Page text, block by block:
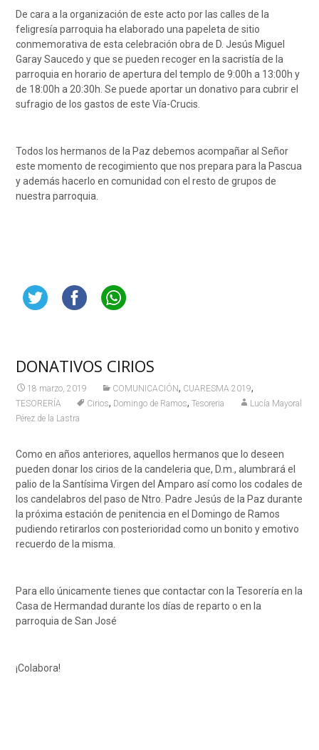
De cara a la organización de este acto por las calles de la
feligresía parroquia ha elaborado una papeleta de sitio
conmemorativa de esta celebración obra de D. Jesús Miguel
Garay Saucedo y que se pueden recoger en la sacristía de la
parroquia en horario de apertura del templo de 9:00h a 13:00h y
de 18:00h a 20:30h. Se puede aportar un donativo para cubrir el
sufragio de los gastos de este Vía-Crucis.
Todos los hermanos de la Paz debemos acompañar al Señor
este momento de recogimiento que nos prepara para la Pascua
y además hacerlo en comunidad con el resto de grupos de
nuestra parroquia.
DONATIVOS CIRIOS
18 marzo, 2019 COMUNICACIÓN, CUARESMA 2019,
TESORERÍA Cirios, Domingo de Ramos,Tesoreria
Lucía Mayoral
Pérez de la Lastra
Como en años anteriores, aquellos hermanos que lo deseen
pueden donar los cirios de la candeleria que, D.m., alumbrará el
palio de la Santísima Virgen del Amparo así como los codales de
los candelabros del paso de Ntro. Padre Jesús de la Paz durante
la próxima estación de penitencia en el Domingo de Ramos
pudiendo retirarlos con posterioridad como un bonito y emotivo
recuerdo de la misma.
Para ello únicamente tienes que contactar con la Tesorería en la
Casa de Hermandad durante los días de reparto o en la
parroquia de San José
¡Colabora!